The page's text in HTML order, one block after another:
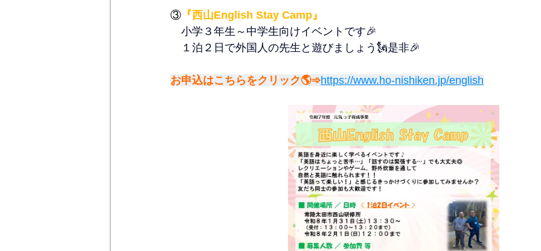
③ 『西山English Stay Camp』
小学３年生～中学生向けイベントです🎉
１泊２日で外国人の先生と遊びましょう🗽是非🎉
お申込はこちらをクリック🌎➾https://www.ho-nishiken.jp/english